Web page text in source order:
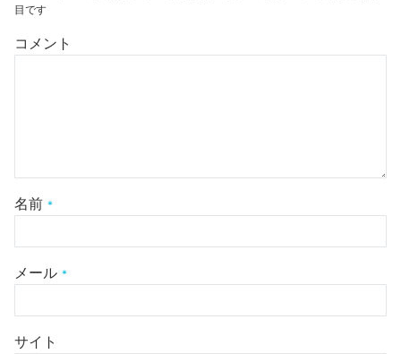
目です
コメント
名前 *
メール *
サイト